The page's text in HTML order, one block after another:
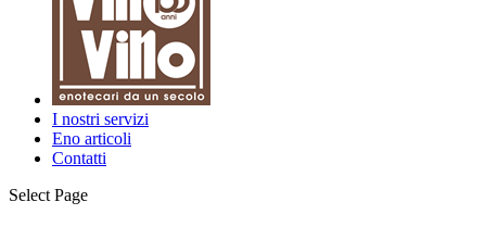
I nostri servizi
Eno articoli
Contatti
Select Page